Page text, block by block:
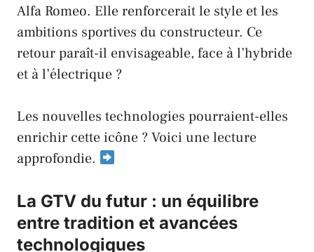
Alfa Romeo. Elle renforcerait le style et les
ambitions sportives du constructeur. Ce
retour paraît-il envisageable, face à l’hybride
et à l’électrique ?
Les nouvelles technologies pourraient-elles
enrichir cette icône ? Voici une lecture
approfondie.
La GTV du futur : un équilibre
entre tradition et avancées
technologiques